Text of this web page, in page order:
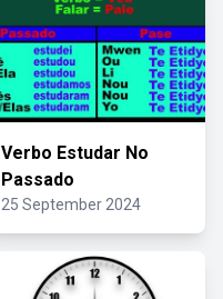
Verbo Estudar No
Passado
25 September 2024